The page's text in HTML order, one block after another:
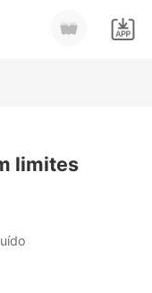
limites